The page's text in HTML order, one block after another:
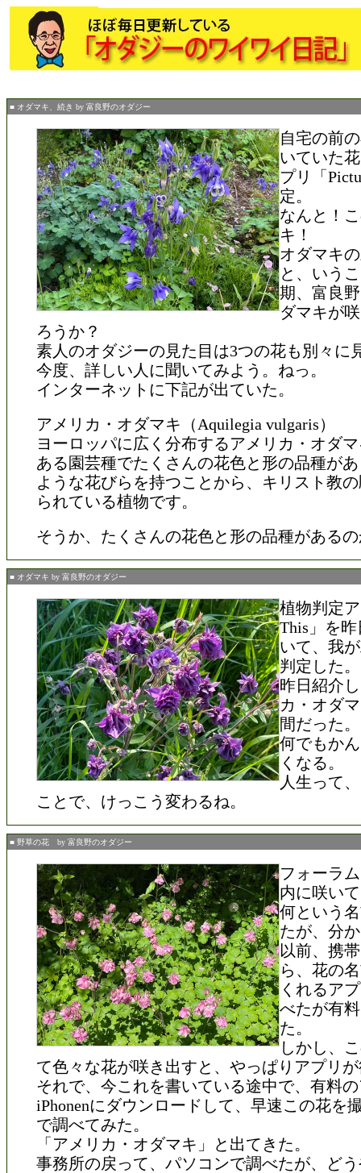
■ オダマキ、続き by 富良野のオダジー
自宅の前
いていた
プリ「
定。
なんと！
キ！
オダマキ
と、いう
期、富良
ダマキが
ろうか？
素人のオダジーの見た目は3つの花も別々に
今度、詳しい人に聞いてみよう。ねっ。
インターネットに下記が出ていた。
アメリカ・オダマキ（Aquilegia vulgaris）
ヨーロッパに広く分布するアメリカ・オダ
ある園芸種でたくさんの花色と形の品種が
ような花びらを持つことから、キリスト教
られている植物です。
そうか、たくさんの花色と形の品種がある
■ オダマキ by 富良野のオダジー
植物判定
This」を
いて、我
判定した。
昨日紹介
カ・オダ
間だった。
何でもか
くなる。
人生って
ことで、けっこう変わるね。
■ 野草の花 by 富良野のオダジー
フォーラ
内に咲い
何という
たが、分
以前、携
ら、花の
くれるア
べたが有
た。
しかし、
て色々な花が咲き出すと、やっぱりアプリ
それで、今これを書いている途中で、有料
iPhonenにダウンロードして、早速この花を
で調べてみた。
「アメリカ・オダマキ」と出てきた。
事務所の戻って、パソコンで調べたが、ど